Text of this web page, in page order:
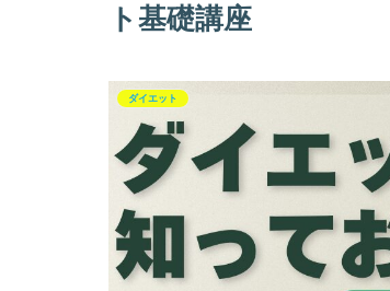
ト基礎講座
ダイエット